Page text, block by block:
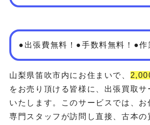
●出張費無料！●手数料無料！●作
山梨県笛吹市内にお住まいで、
をお売り頂ける皆様に、出張買取サ
いたします。このサービスでは、お
専門スタッフが訪問し直接、古本の